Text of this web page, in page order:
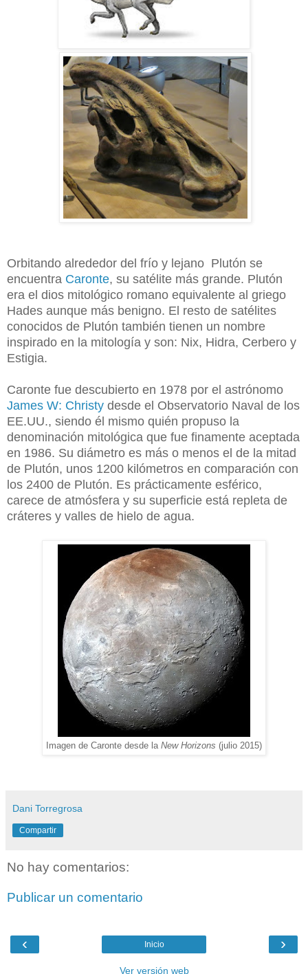
Orbitando alrededor del frío y lejano Plutón se
encuentra Caronte, su satélite más grande. Plutón
era el dios mitológico romano equivalente al griego
Hades aunque más benigno. El resto de satélites
conocidos de Plutón también tienen un nombre
inspirado en la mitología y son: Nix, Hidra, Cerbero y
Estigia.
Caronte fue descubierto en 1978 por el astrónomo
James W: Christy desde el Observatorio Naval de los
EE.UU., siendo él mismo quién propuso la
denominación mitológica que fue finamente aceptada
en 1986. Su diámetro es más o menos el de la mitad
de Plutón, unos 1200 kilómetros en comparación con
los 2400 de Plutón. Es prácticamente esférico,
carece de atmósfera y su superficie está repleta de
cráteres y valles de hielo de agua.
Imagen de Caronte desde la New Horizons (julio 2015)
Dani Torregrosa
Compartir
No hay comentarios:
Publicar un comentario
‹ ›
Inicio
Ver versión web